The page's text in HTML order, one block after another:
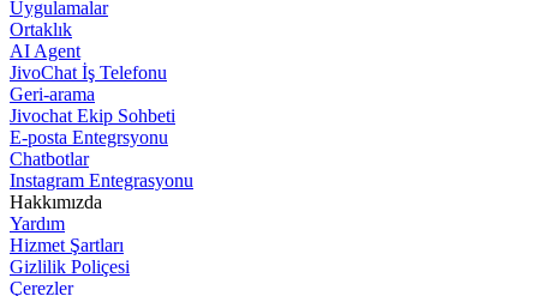
Uygulamalar
Ortaklık
AI Agent
JivoChat İş Telefonu
Geri-arama
Jivochat Ekip Sohbeti
E-posta Entegrsyonu
Chatbotlar
Instagram Entegrasyonu
Hakkımızda
Yardım
Hizmet Şartları
Gizlilik Poliçesi
Çerezler